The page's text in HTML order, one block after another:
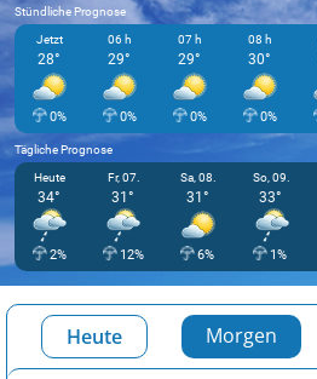
Stündliche Prognose
Jetzt
28°
0%
06 h
29°
0%
07 h
29°
0%
08 h
30°
0%
Tägliche Prognose
Heute
34°
2%
Fr, 07.
31°
12%
Sa, 08.
31°
6%
So, 09.
33°
1%
Heute Morgen